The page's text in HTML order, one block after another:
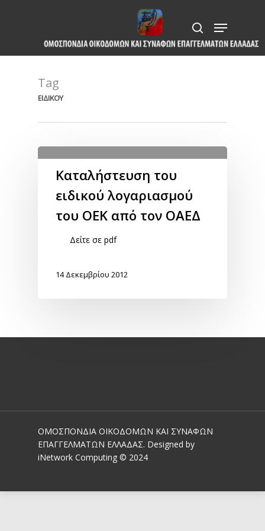
content
search
Menu
Tag
ΕΙΔΙΚΟΥ
Καταλήστευση του
ειδικού λογαριασμού
του ΟΕΚ από τον ΟΑΕΔ
Δείτε σε pdf
14 Δεκεμβρίου 2012
ΟΜΟΣΠΟΝΔΙΑ ΟΙΚΟΔΟΜΩΝ ΚΑΙ ΣΥΝΑΦΩΝ
ΕΠΑΓΓΕΛΜΑΤΩΝ ΕΛΛΑΔΑΣ. Designed by
iNetwork Computing © 2024